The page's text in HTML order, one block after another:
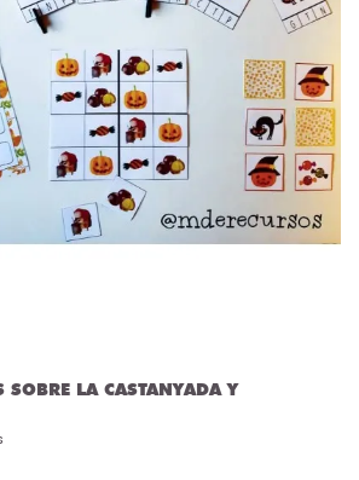
SOBRE LA CASTANYADA Y